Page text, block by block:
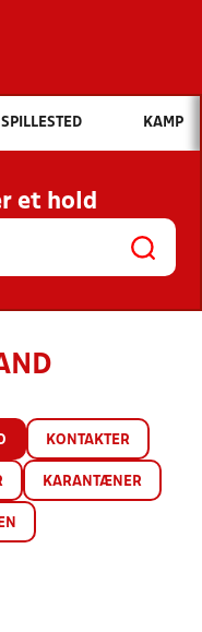
vil du søge efter?
OG NYHEDER
KLUBBER OG
SPILLESTED KAMP
et hold
KONTAKTER
KARANTÆNER